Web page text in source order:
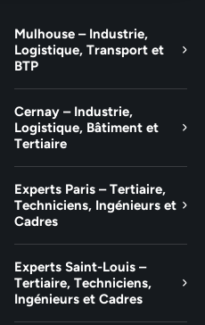
Mulhouse – Industrie,
Logistique, Transport et
BTP
Cernay – Industrie,
Logistique, Bâtiment et
Tertiaire
Experts Paris – Tertiaire,
Techniciens, Ingénieurs et
Cadres
Experts Saint-Louis –
Tertiaire, Techniciens,
Ingénieurs et Cadres